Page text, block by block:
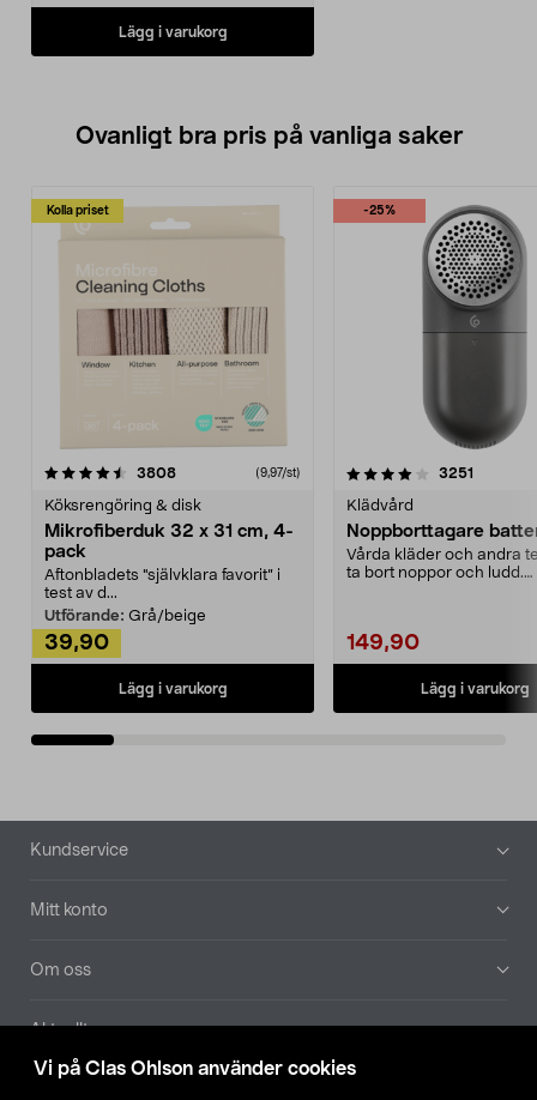
Vi på Clas Ohlson använder cookies
Lägg i varukorg
Ovanligt bra pris på vanliga saker
Kolla priset
3808recensioner (9,97/st)
Köksrengöring & disk
Mikrofiberduk 32 x 31 cm, 4-
pack
Aftonbladets "självklara favorit” i
test av d...
Utförande: Grå/beige
39,90
Lägg i varukorg
-25%
4.0av 5 stjärnor 3251
Klädvård
Noppborttagare
Vårda kläder och andra
ta bort noppor och ludd.
149,90
Lägg i varukorg
4.5av 5 stjärnor
Sidfot
Kundservice
Mitt konto
Om oss
Aktuellt